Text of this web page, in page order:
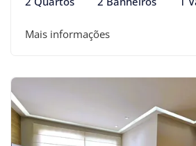
Mais informações